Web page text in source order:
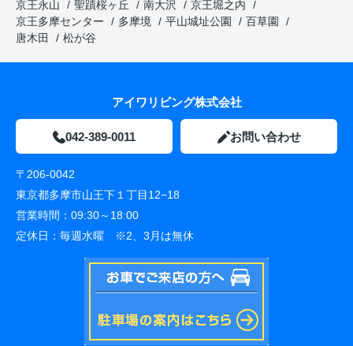
京王永山
聖蹟桜ヶ丘 南大沢
京王堀之内
京王多摩センター
多摩境 平山城址公園
百草園
唐木田
松が谷
アイワリビング株式会社
042-389-0011 お問い合わせ
〒206-0042
東京都多摩市山王下１丁目12−18
営業時間： 09:30～18:00
定休日： 毎週水曜 ※2、3月は無休